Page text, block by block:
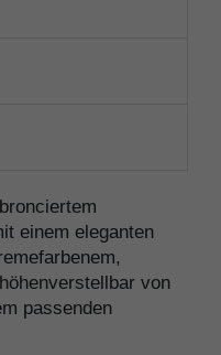
einem eleganten
von
passenden